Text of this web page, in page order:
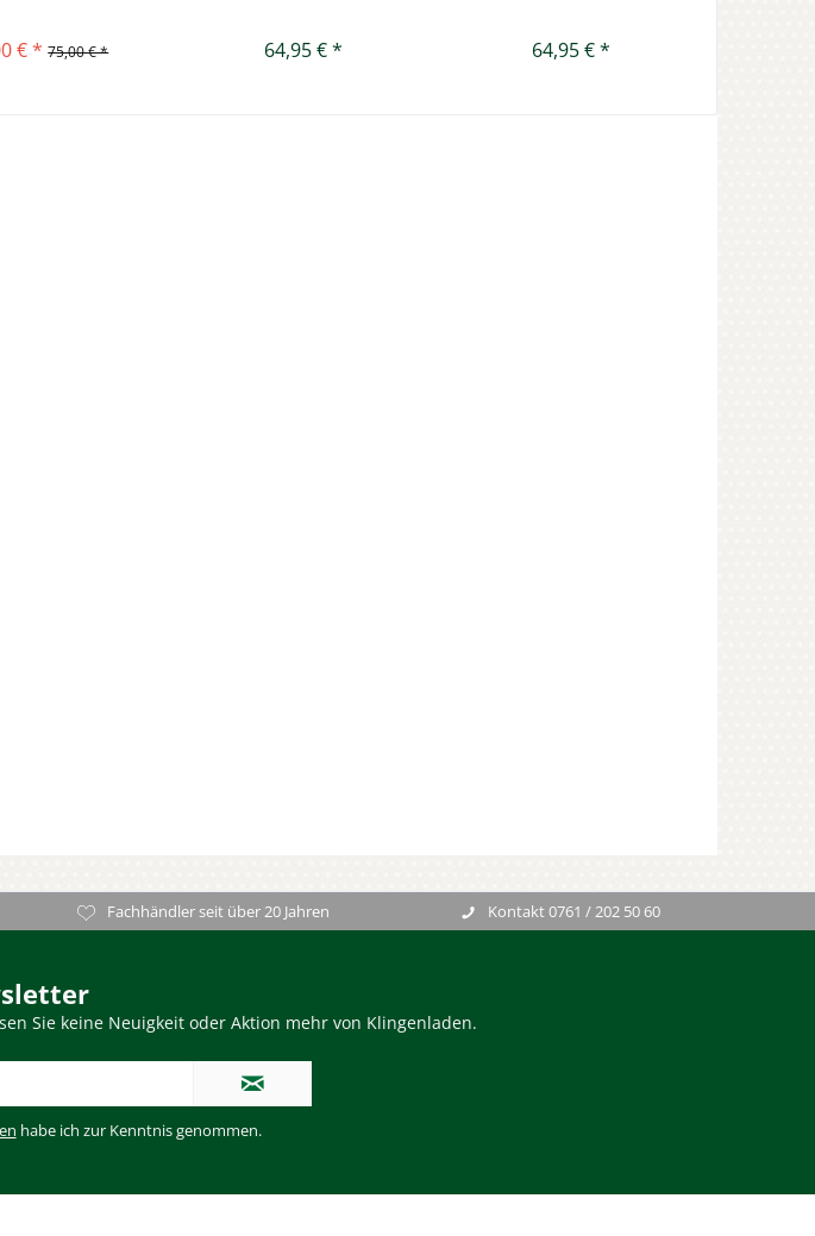
€ * 75,00 € * 64,95 € * 64,95 € *
Fachhändler seit über 20 Jahren Kontakt 0761 / 202 50 60
Sie keine Neuigkeit oder Aktion mehr von Klingenladen.
habe ich zur Kenntnis genommen.